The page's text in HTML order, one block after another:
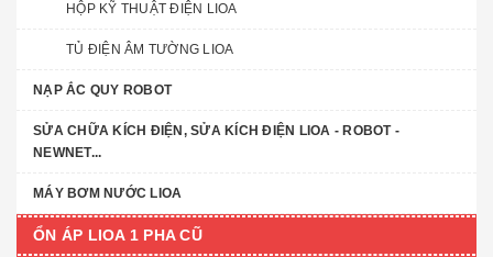
HỘP KỸ THUẬT ĐIỆN LIOA
TỦ ĐIỆN ÂM TƯỜNG LIOA
NẠP ẮC QUY ROBOT
SỬA CHỮA KÍCH ĐIỆN, SỬA KÍCH ĐIỆN LIOA - ROBOT -
NEWNET...
MÁY BƠM NƯỚC LIOA
ỔN ÁP LIOA 1 PHA CŨ